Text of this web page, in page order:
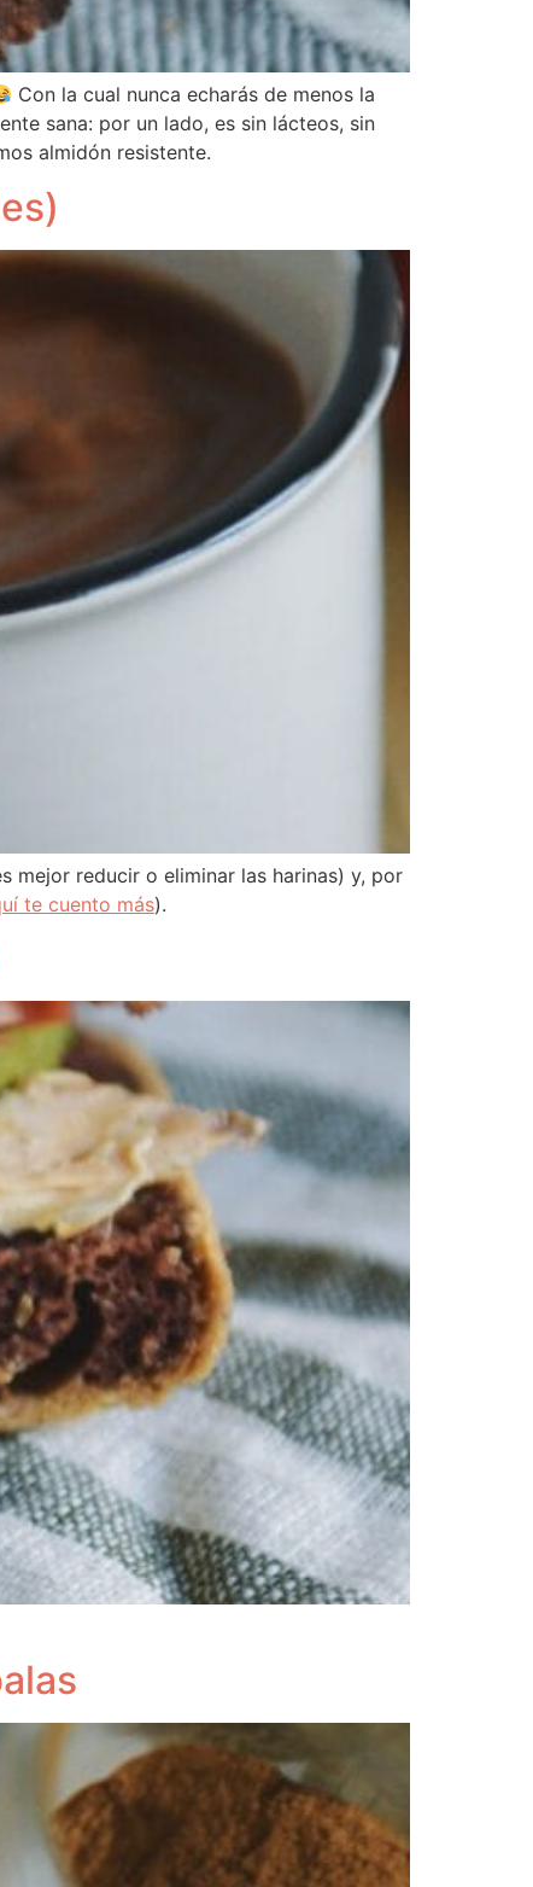
Con la cual nunca echarás de menos la
sana: por un lado, es sin lácteos, sin
almidón resistente.
mejor reducir o eliminar las harinas) y, por
te cuento más).